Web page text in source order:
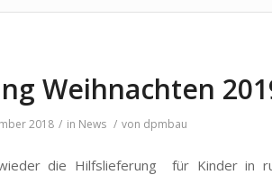
Weihnachten
2018 / in News / von dpmbau
die Hilfslieferung für Kinder in